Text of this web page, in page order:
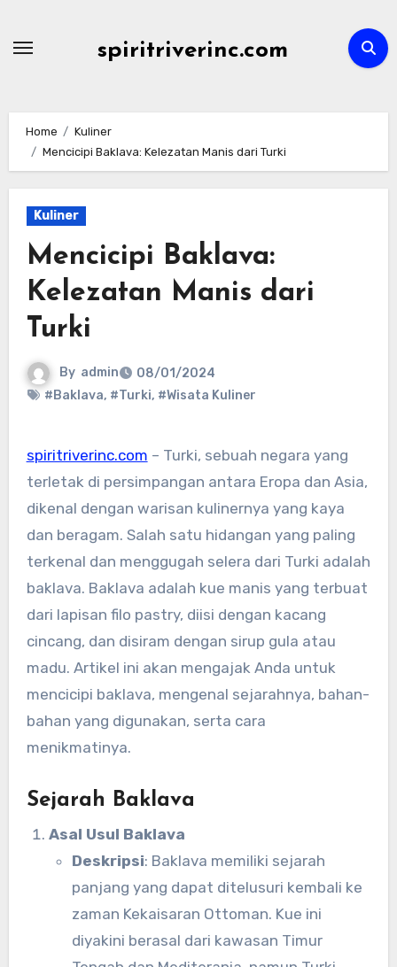
spiritriverinc.com
Home
Kuliner
Mencicipi Baklava: Kelezatan Manis dari Turki
Kuliner
Mencicipi Baklava:
Kelezatan Manis dari
Turki
By admin
08/01/2024
#Baklava, #Turki, #Wisata Kuliner
spiritriverinc.com – Turki, sebuah negara yang
terletak di persimpangan antara Eropa dan Asia,
dikenal dengan warisan kulinernya yang kaya
dan beragam. Salah satu hidangan yang paling
terkenal dan menggugah selera dari Turki adalah
baklava. Baklava adalah kue manis yang terbuat
dari lapisan filo pastry, diisi dengan kacang
cincang, dan disiram dengan sirup gula atau
madu. Artikel ini akan mengajak Anda untuk
mencicipi baklava, mengenal sejarahnya, bahan-
bahan yang digunakan, serta cara
menikmatinya.
Sejarah Baklava
Asal Usul Baklava
Deskripsi: Baklava memiliki sejarah
panjang yang dapat ditelusuri kembali ke
zaman Kekaisaran Ottoman. Kue ini
diyakini berasal dari kawasan Timur